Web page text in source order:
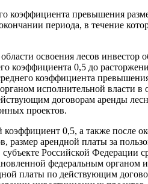
коэффициента превышения
периода, в течение
освоения лесов инвестор
коэффициента 0,5 до
коэффициента
исполнительной власти
договорам аренды
проектов.
0,5, а также после
арендной платы за
Российской Федерации
федеральным органом
платы по действующим